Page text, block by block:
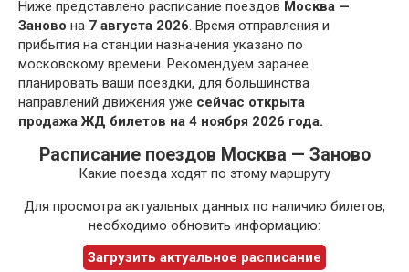
Ниже представлено расписание поездов Москва —
Заново на 7 августа 2026. Время отправления и
прибытия на станции назначения указано по
московскому времени. Рекомендуем заранее
планировать ваши поездки, для большинства
направлений движения уже сейчас открыта
продажа ЖД билетов на 4 ноября 2026 года.
Расписание поездов Москва — Заново
Какие поезда ходят по этому маршруту
Для просмотра актуальных данных по наличию билетов,
необходимо обновить информацию:
Загрузить актуальное расписание